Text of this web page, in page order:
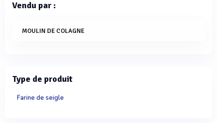
Vendu par :
MOULIN DE COLAGNE
Type de produit
Farine de seigle